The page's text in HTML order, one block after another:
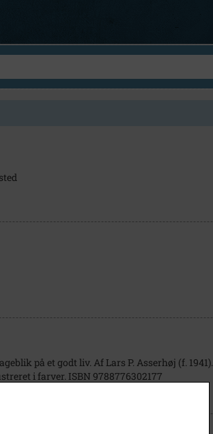
på et godt liv. Af Lars P. Asserhøj (f. 1941).
i farver. ISBN 9788776302177